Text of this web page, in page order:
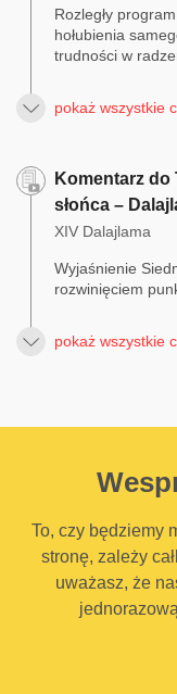
Rozległy
hołubienia
trudności w
pokaż wszystkie
Komentarz do
słońca –
XIV Dalajlama
Wyjaśnienie
rozwinięciem
pokaż wszystkie
To, czy będziemy
stronę, zależy
uważasz, że